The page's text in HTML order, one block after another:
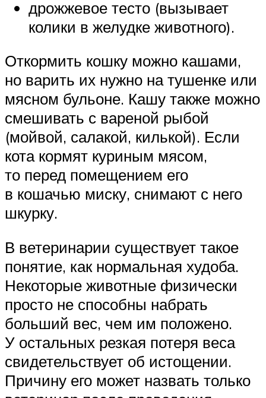
дрожжевое тесто (вызывает
колики в желудке животного).
Откормить кошку можно кашами,
но варить их нужно на тушенке или
мясном бульоне. Кашу также можно
смешивать с вареной рыбой
(мойвой, салакой, килькой). Если
кота кормят куриным мясом,
то перед помещением его
в кошачью миску, снимают с него
шкурку.
В ветеринарии существует такое
понятие, как нормальная худоба.
Некоторые животные физически
просто не способны набрать
больший вес, чем им положено.
У остальных резкая потеря веса
свидетельствует об истощении.
Причину его может назвать только